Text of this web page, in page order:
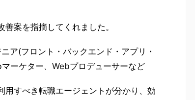
案を指摘してくれました。
ア(フロント・バックエンド・アプリ・
ーケター、Webプロデューサーなど
用すべき転職エージェントが分かり、効